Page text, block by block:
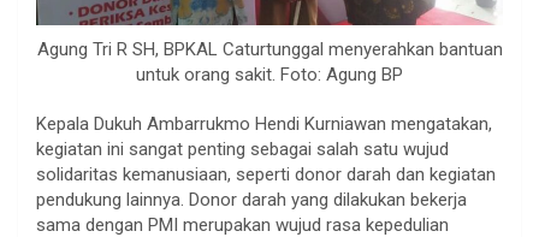
Agung Tri R SH, BPKAL Caturtunggal menyerahkan bantuan
untuk orang sakit. Foto: Agung BP
Kepala Dukuh Ambarrukmo Hendi Kurniawan mengatakan,
kegiatan ini sangat penting sebagai salah satu wujud
solidaritas kemanusiaan, seperti donor darah dan kegiatan
pendukung lainnya. Donor darah yang dilakukan bekerja
sama dengan PMI merupakan wujud rasa kepedulian